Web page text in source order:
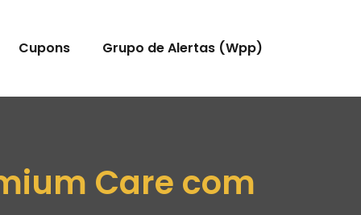
Cupons Grupo de Alertas (Wpp)
Care com